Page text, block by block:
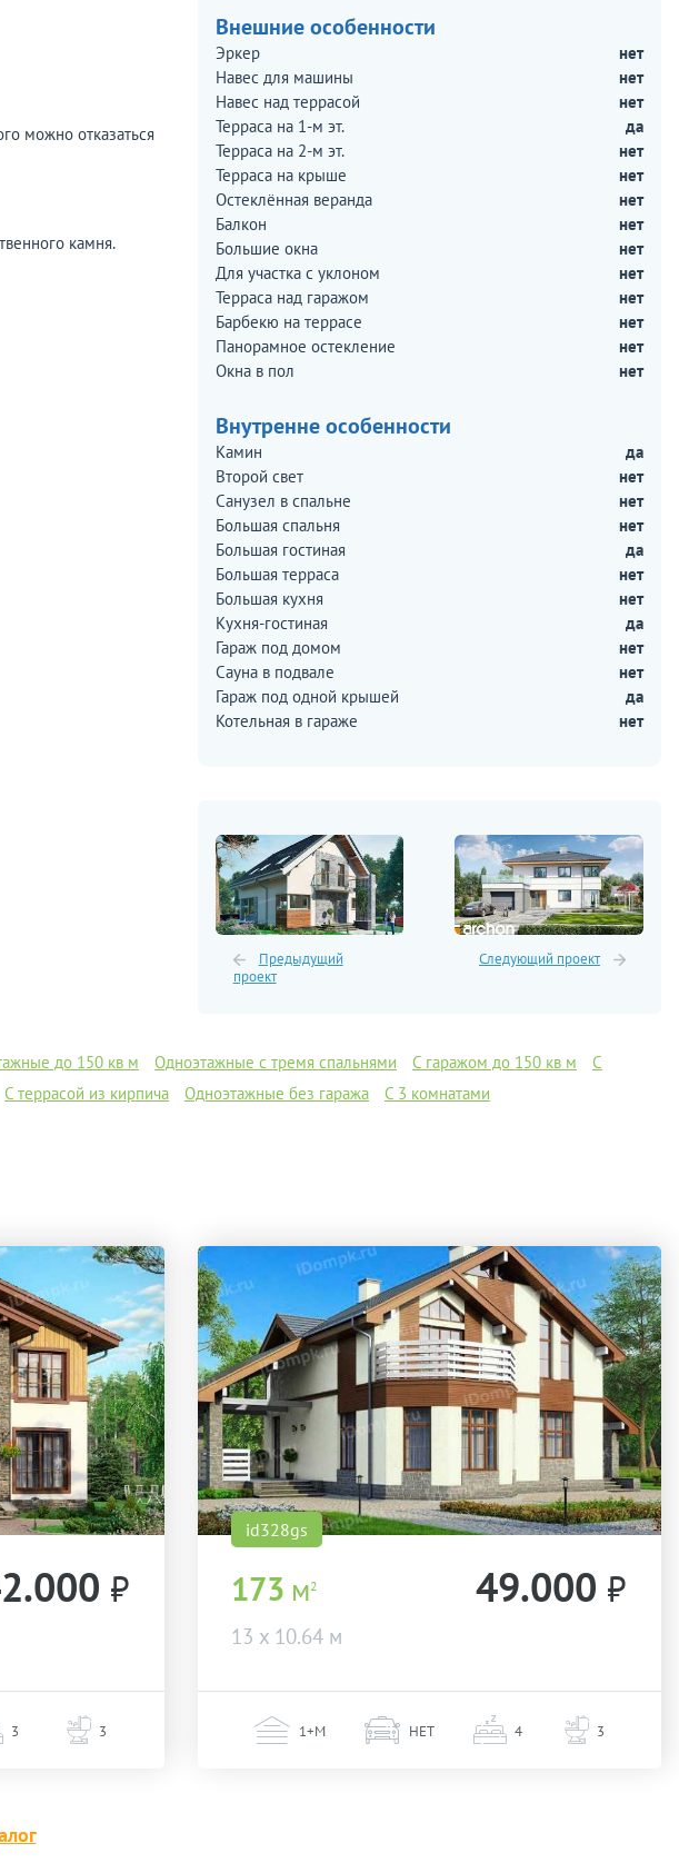
можно отказаться
камня.
Внешние особенности
Эркер
нет
Навес для машины
нет
Навес над террасой
нет
Терраса на 1-м эт.
да
Терраса на 2-м эт.
нет
Терраса на крыше
нет
Остеклённая веранда
нет
Балкон
нет
Большие окна
нет
Для участка с уклоном
нет
Терраса над гаражом
нет
Барбекю на террасе
нет
Панорамное остекление
нет
Окна в пол
нет
Внутренне особенности
Камин
да
Второй свет
нет
Санузел в спальне
нет
Большая спальня
нет
Большая гостиная
да
Большая терраса
нет
Большая кухня
нет
Кухня-гостиная
да
Гараж под домом
нет
Сауна в подвале
нет
Гараж под одной крышей
да
Котельная в гараже
нет
Предыдущий
проект
Следующий проект
до 150 кв м Одноэтажные с тремя спальнями С гаражом до 150 кв м
С
С террасой из кирпича Одноэтажные без гаража С 3 комнатами
₽
3 3
id328gs
173 м2
13 х 10.64 м
49.000 ₽
1+М НЕТ 4 3